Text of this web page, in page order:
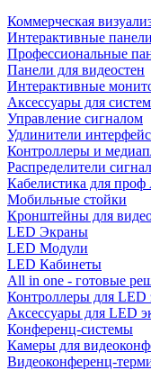
Коммерческая
Интерактивные панели
Профессиональные
Панели для видеостен
Интерактивные
Аксессуары для
Управление сигналом
Удлинители
Контроллеры и
Распределители
Кабелистика для проф
Мобильные стойки
Кронштейны для
LED Экраны
LED Модули
LED Кабинеты
All in one - готовые
Контроллеры для LED
Аксессуары для LED
Конференц-системы
Камеры для
Видеоконференц-